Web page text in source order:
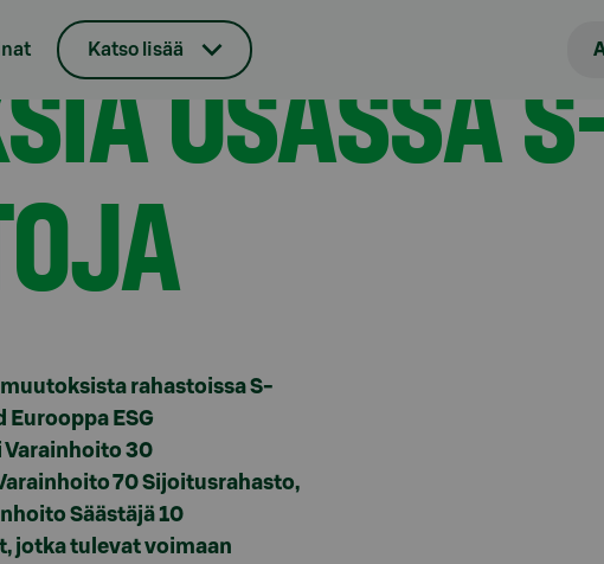
Katso lisääOSASSA
rahastoissa S-
ESG
Varainhoito 30
70 Sijoitusrahasto,
Säästäjä 10
jotka tulevat voimaan